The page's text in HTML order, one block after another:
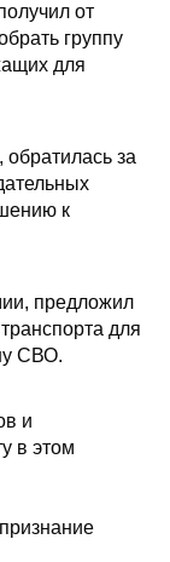
от
группу
для
за
к
предложил
для
СВО.
и
в этом